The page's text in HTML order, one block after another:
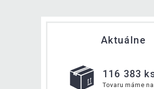
Aktuálne
116 383
Tovaru máme